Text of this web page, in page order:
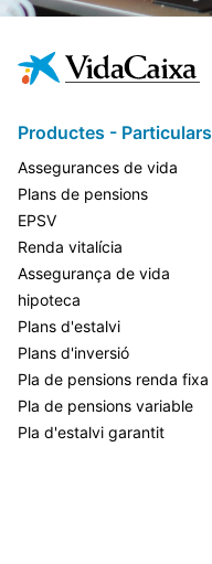
Productes - Particulars
Assegurances de vida
Plans de pensions
EPSV
Renda vitalícia
Assegurança de vida
hipoteca
Plans d'estalvi
Plans d'inversió
Pla de pensions renda fixa
Pla de pensions variable
Pla d'estalvi garantit